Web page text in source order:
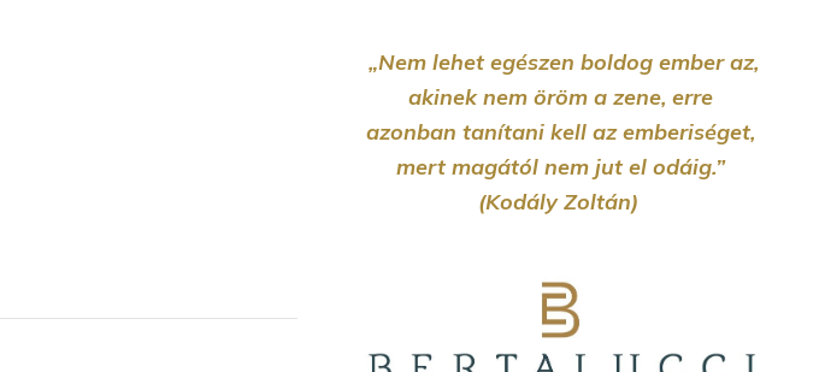
„Nem lehet egészen boldog ember az,
akinek nem öröm a zene, erre
azonban tanítani kell az emberiséget,
mert magától nem jut el odáig.”
(Kodály Zoltán)